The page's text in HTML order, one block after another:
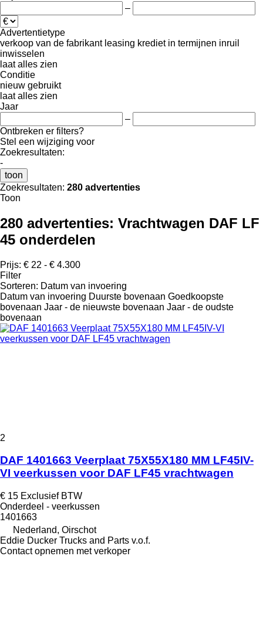
–
Advertentietype
verkoop van de fabrikant leasing krediet in termijnen inruil
inwisselen
laat alles zien
Conditie
nieuw gebruikt
laat alles zien
Jaar
–
Ontbreken er filters?
Stel een wijziging voor
Zoekresultaten:
-
toon
Zoekresultaten: 280 advertenties
Toon
280 advertenties: Vrachtwagen DAF LF
45 onderdelen
Prijs: € 22 - € 4.300
Filter
Sorteren: Datum van invoering
Datum van invoering Duurste bovenaan Goedkoopste
bovenaan Jaar - de nieuwste bovenaan Jaar - de oudste
bovenaan
2
DAF 1401663 Veerplaat 75X55X180 MM LF45IV-
VI veerkussen voor DAF LF45 vrachtwagen
€ 15 Exclusief BTW
Onderdeel - veerkussen
1401663
Nederland, Oirschot
Eddie Ducker Trucks and Parts v.o.f.
Contact opnemen met verkoper